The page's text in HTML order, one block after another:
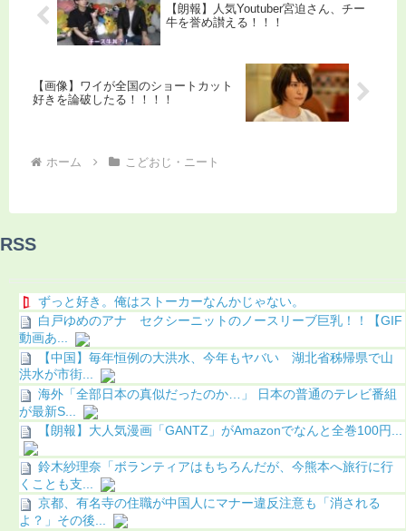
【朗報】人気Youtuber宮迫さん、チー
牛を誉め讃える！！！
【画像】ワイが全国のショートカット
好きを論破したる！！！！
ホーム こどおじ・ニート
RSS
ずっと好き。俺はストーカーなんかじゃない。
白戸ゆめのアナ セクシーニットのノースリーブ巨乳！！【GIF
動画あ...
【中国】毎年恒例の大洪水、今年もヤバい 湖北省秭帰県で山
洪水が市街...
海外「全部日本の真似だったのか…」 日本の普通のテレビ番組
が最新S...
【朗報】大人気漫画「GANTZ」がAmazonでなんと全巻100円...
鈴木紗理奈「ボランティアはもちろんだが、今熊本へ旅行に行
くことも支...
京都、有名寺の住職が中国人にマナー違反注意も「消される
よ？」その後...